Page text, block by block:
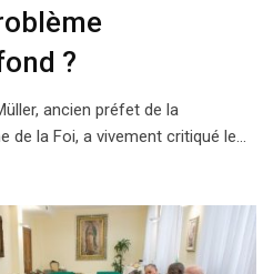
?
ancien préfet de la
de la Foi, a vivement critiqué le…